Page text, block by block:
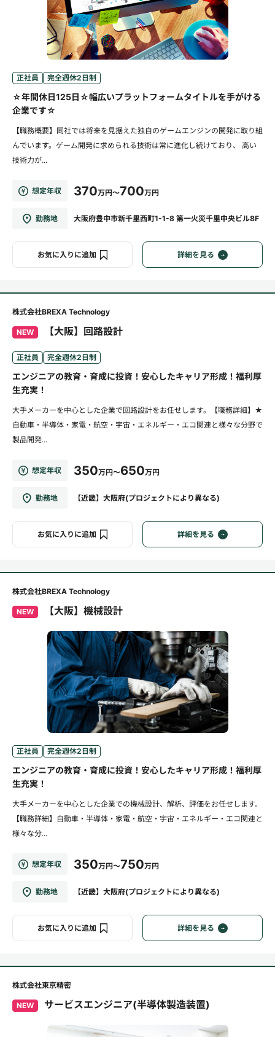
正社員 完全週休2日制
☆年間休日125日☆幅広いプラットフォームタイトルを手がける
企業です☆
【職務概要】同社では将来を見据えた独自のゲームエンジンの開発に取り組
んでいます。ゲーム開発に求められる技術は常に進化し続けており、 高い
技術力が...
想定年収 370万円～700万円
勤務地 大阪府豊中市新千里西町1-1-8 第一火災千里中央ビル8F
お気に入りに追加 詳細を見る
株式会社BREXA Technology
NEW 【大阪】回路設計
正社員 完全週休2日制
エンジニアの教育・育成に投資！安心したキャリア形成！福利厚
生充実！
大手メーカーを中心とした企業で回路設計をお任せします。【職務詳細】★
自動車・半導体・家電・航空・宇宙・エネルギー・エコ関連と様々な分野で
製品開発...
想定年収 350万円～650万円
勤務地 【近畿】大阪府(プロジェクトにより異なる)
お気に入りに追加 詳細を見る
株式会社BREXA Technology
NEW 【大阪】機械設計
正社員 完全週休2日制
エンジニアの教育・育成に投資！安心したキャリア形成！福利厚
生充実！
大手メーカーを中心とした企業での機械設計、解析、評価をお任せします。
【職務詳細】自動車・半導体・家電・航空・宇宙・エネルギー・エコ関連と
様々な分...
想定年収 350万円～750万円
勤務地 【近畿】大阪府(プロジェクトにより異なる)
お気に入りに追加 詳細を見る
株式会社東京精密
NEW サービスエンジニア(半導体製造装置)